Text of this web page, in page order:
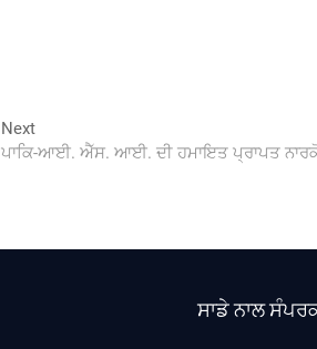
NextNext
post:
ਪਾਕਿ-ਆਈ. ਐੱਸ. ਆਈ. ਦੀ ਹਮਾਇਤ ਪ੍ਰਾਪਤ ਨਾਰਕੋ
ਸਾਡੇ ਨਾਲ